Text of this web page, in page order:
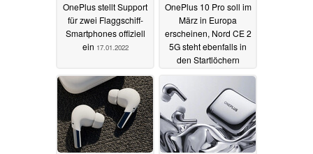
OnePlus stellt Support
für zwei Flaggschiff-
Smartphones offiziell
ein 17.01.2022
OnePlus 10 Pro soll im
März in Europa
erscheinen, Nord CE 2
5G steht ebenfalls in
den Startlöchern
17.01.2022